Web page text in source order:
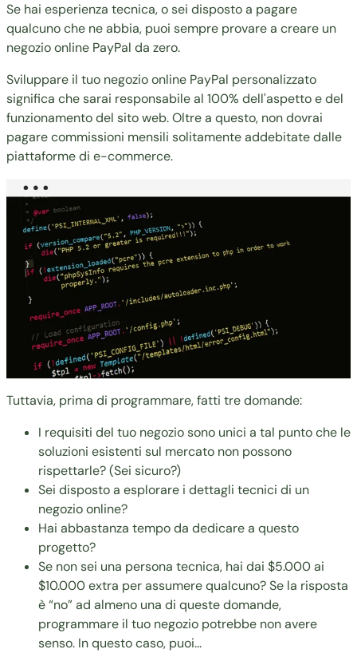
Se hai esperienza tecnica, o sei disposto a pagare
qualcuno che ne abbia, puoi sempre provare a creare un
negozio online PayPal da zero.
Sviluppare il tuo negozio online PayPal personalizzato
significa che sarai responsabile al 100% dell'aspetto e del
funzionamento del sito web. Oltre a questo, non dovrai
pagare commissioni mensili solitamente addebitate dalle
piattaforme di e-commerce.
Tuttavia, prima di programmare, fatti tre domande:
I requisiti del tuo negozio sono unici a tal punto che le
soluzioni esistenti sul mercato non possono
rispettarle? (Sei sicuro?)
Sei disposto a esplorare i dettagli tecnici di un
negozio online?
Hai abbastanza tempo da dedicare a questo
progetto?
Se non sei una persona tecnica, hai dai $5.000 ai
$10.000 extra per assumere qualcuno? Se la risposta
è “no” ad almeno una di queste domande,
programmare il tuo negozio potrebbe non avere
senso. In questo caso, puoi...